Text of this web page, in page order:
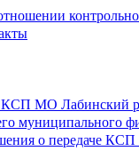
КСП МО Лабинский
муниципального
о передаче